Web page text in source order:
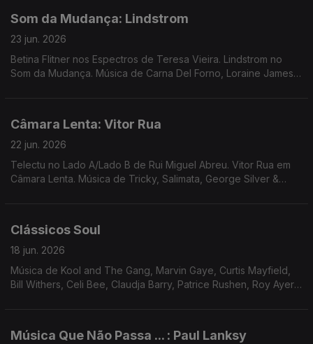
Som da Mudança: Lindstrom
23 jun. 2026
Betina Flitner nos Espectros de Teresa Vieira. Lindstrom no
Som da Mudança. Música de Carna Del Forno, Loraine James,
Câmara Lenta: Vitor Rua
22 jun. 2026
Telectu no Lado A/Lado B de Rui Miguel Abreu. Vitor Rua em
Câmara Lenta. Música de Tricky, Salimata, George Silver &
Clássicos Soul
18 jun. 2026
Música de Kool and The Gang, Marvin Gaye, Curtis Mayfield,
Bill Withers, Celi Bee, Claudja Barry, Patrice Rushen, Roy Ayers,
Música Que Não Passa ... : Paul Lanksy